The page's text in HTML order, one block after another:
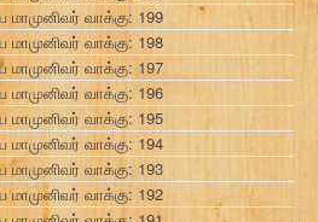
மாமுனிவர் வாக்கு: 199
மாமுனிவர் வாக்கு: 198
மாமுனிவர் வாக்கு: 197
மாமுனிவர் வாக்கு: 196
மாமுனிவர் வாக்கு: 195
மாமுனிவர் வாக்கு: 194
மாமுனிவர் வாக்கு: 193
மாமுனிவர் வாக்கு: 192